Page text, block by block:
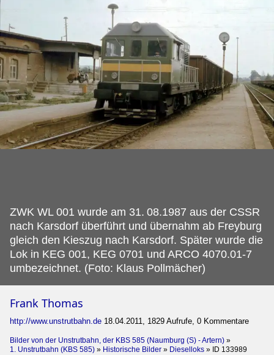
ZWK WL 001 wurde am 31. 08.1987 aus der CSSR
nach Karsdorf überführt und übernahm ab Freyburg
gleich den Kieszug nach Karsdorf. Später wurde die
Lok in KEG 001, KEG 0701 und ARCO 4070.01-7
umbezeichnet. (Foto: Klaus Pollmächer)
Frank Thomas
http://www.unstrutbahn.de 18.04.2011, 1829 Aufrufe, 0 Kommentare
Bilder von der Unstrutbahn, der KBS 585 (Naumburg (S) - Artern) »
1. Unstrutbahn (KBS 585) » Historische Bilder » Dieselloks » ID 133989